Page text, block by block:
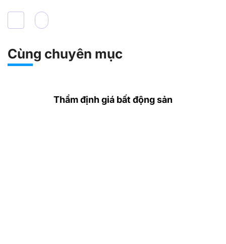
Cùng chuyên mục
Thẩm định giá bất động sản